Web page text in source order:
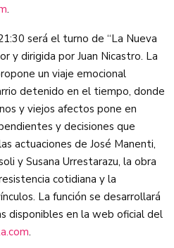
.
será el turno de “La Nueva
y dirigida por Juan Nicastro. La
un viaje emocional
detenido en el tiempo, donde
y viejos afectos pone en
y decisiones que
actuaciones de José Manenti,
y Susana Urrestarazu, la obra
cotidiana y la
La función se desarrollará
disponibles en la web oficial del
.